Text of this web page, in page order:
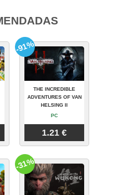
THE INCREDIBLE
ADVENTURES OF VAN
HELSING II
PC
1.21 €
-91%
-31%